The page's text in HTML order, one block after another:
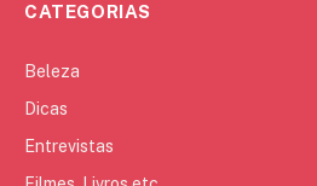
CATEGORIAS
Beleza
Dicas
Entrevistas